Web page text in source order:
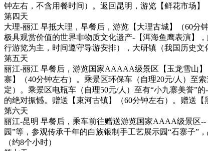
钟左右，不含用餐时间）。返回昆明，游览【鲜花市场
第四天
大理-丽江 早抵大理，早餐后，游览【大理古城】（60分
极具观赏价值的世界非物质文化遗产-【洱海鱼鹰表演】
行游览为主，时间遵守导游安排），大研镇（我国历史
第五天
丽江-丽江 早餐后，游览国家AAAAA级景区【玉龙雪山
寨】（40分钟左右）。乘景区环保车（自理20元/人）至
定）。乘景区电瓶车（自理50元/人）至有“小九寨美誉”
的绝对振憾。赠送【束河古镇】（60分钟左右）。赠送
第六天
丽江-昆明 早餐后，乘车前往赠送游览国家AAAA级景区
园”等，参观传承千年的白族银制手工艺展示园“石寨子”
（约8个小时）